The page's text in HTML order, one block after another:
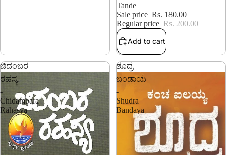
Tande
Sale price Rs. 180.00
Regular price Rs. 200.00
Add to cart
ಚಿದಂಬರ
ರಹಸ್ಯ
-
Chidambara
Rahasya
ಶೂದ್ರ
ಬಂಡಾಯ
-
Shudra
Bandaya